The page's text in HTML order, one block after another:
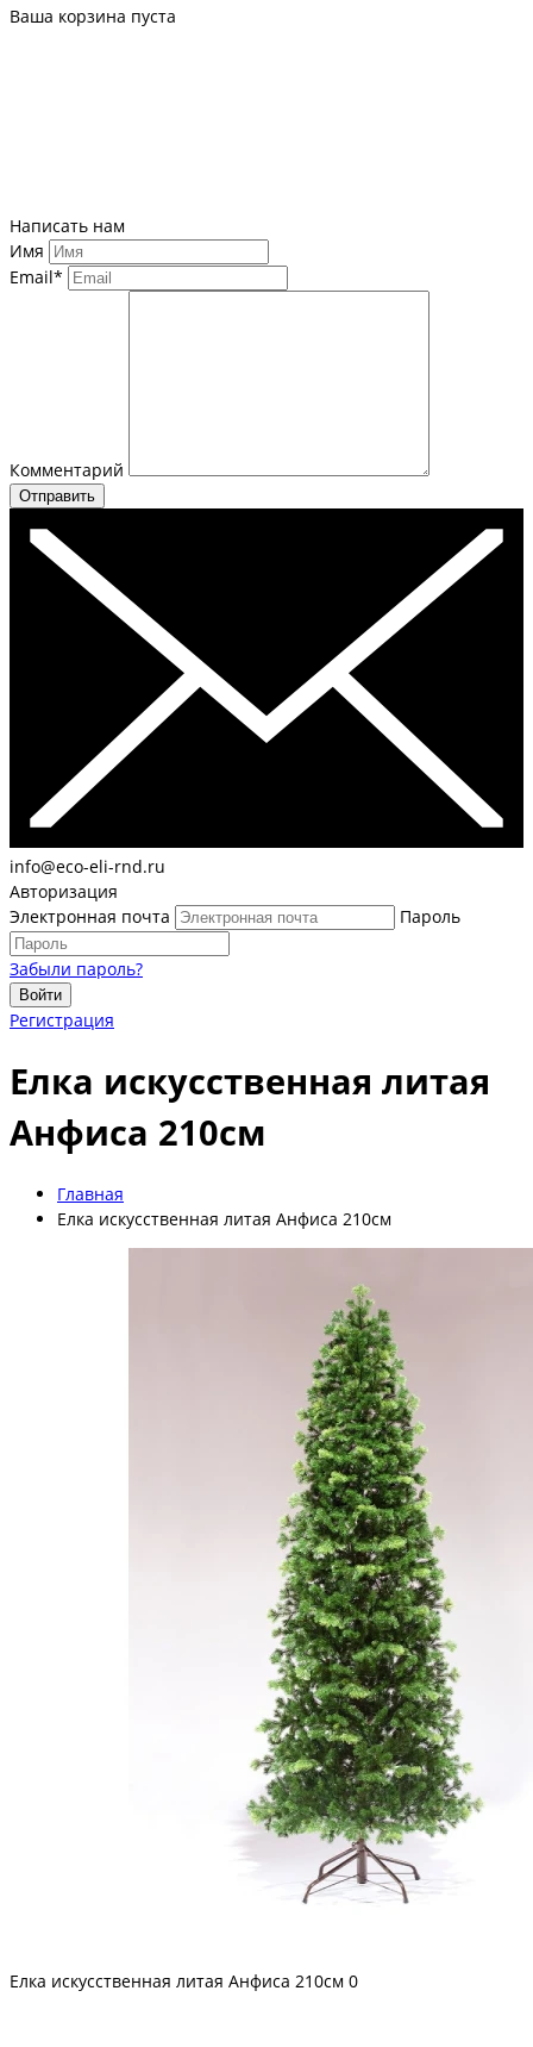
Ваша корзина пуста
Написать нам
Имя
Email*
Комментарий
Отправить
info@eco-eli-rnd.ru
Авторизация
Электронная почта
Пароль
Забыли пароль?
Войти
Регистрация
Елка искусственная литая
Анфиса 210см
Главная
Елка искусственная литая Анфиса 210см
Елка искусственная литая Анфиса 210см 0